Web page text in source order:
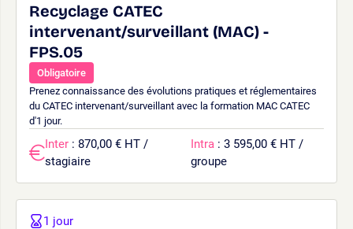
Recyclage CATEC
intervenant/surveillant (MAC) -
FPS.05
Obligatoire
Prenez connaissance des évolutions pratiques et réglementaires
du CATEC intervenant/surveillant avec la formation MAC CATEC
d'1 jour.
Inter : 870,00 € HT /
stagiaire
Intra : 3 595,00 € HT /
groupe
1 jour